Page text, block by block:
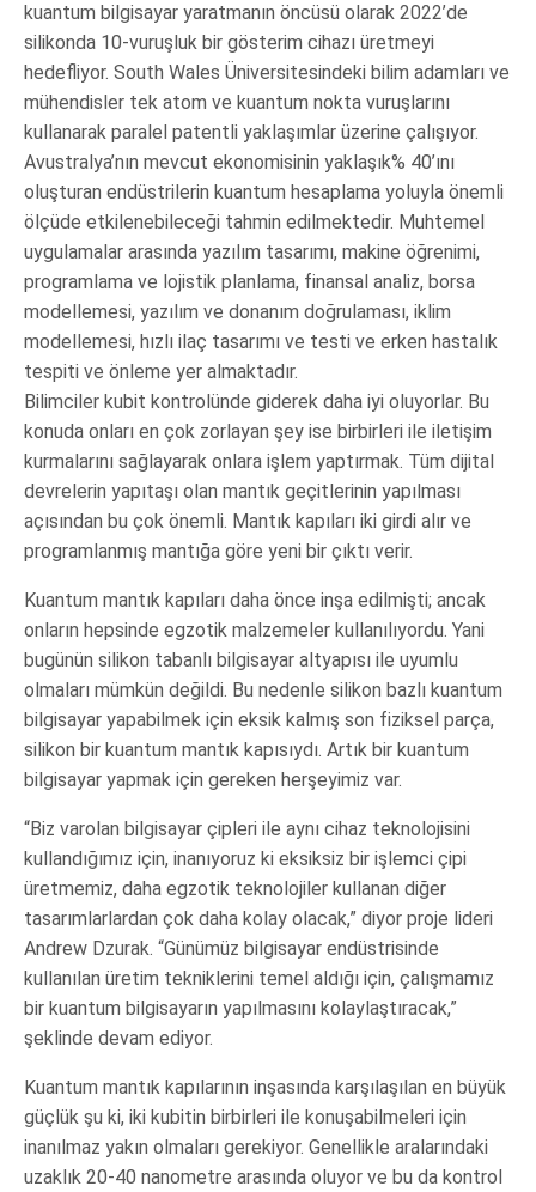
kuantum bilgisayar yaratmanın öncüsü olarak 2022’de
silikonda 10-vuruşluk bir gösterim cihazı üretmeyi
hedefliyor. South Wales Üniversitesindeki bilim adamları ve
mühendisler tek atom ve kuantum nokta vuruşlarını
kullanarak paralel patentli yaklaşımlar üzerine çalışıyor.
Avustralya’nın mevcut ekonomisinin yaklaşık% 40’ını
oluşturan endüstrilerin kuantum hesaplama yoluyla önemli
ölçüde etkilenebileceği tahmin edilmektedir. Muhtemel
uygulamalar arasında yazılım tasarımı, makine öğrenimi,
programlama ve lojistik planlama, finansal analiz, borsa
modellemesi, yazılım ve donanım doğrulaması, iklim
modellemesi, hızlı ilaç tasarımı ve testi ve erken hastalık
tespiti ve önleme yer almaktadır.
Bilimciler kubit kontrolünde giderek daha iyi oluyorlar. Bu
konuda onları en çok zorlayan şey ise birbirleri ile iletişim
kurmalarını sağlayarak onlara işlem yaptırmak. Tüm dijital
devrelerin yapıtaşı olan mantık geçitlerinin yapılması
açısından bu çok önemli. Mantık kapıları iki girdi alır ve
programlanmış mantığa göre yeni bir çıktı verir.
Kuantum mantık kapıları daha önce inşa edilmişti; ancak
onların hepsinde egzotik malzemeler kullanılıyordu. Yani
bugünün silikon tabanlı bilgisayar altyapısı ile uyumlu
olmaları mümkün değildi. Bu nedenle silikon bazlı kuantum
bilgisayar yapabilmek için eksik kalmış son fiziksel parça,
silikon bir kuantum mantık kapısıydı. Artık bir kuantum
bilgisayar yapmak için gereken herşeyimiz var.
“Biz varolan bilgisayar çipleri ile aynı cihaz teknolojisini
kullandığımız için, inanıyoruz ki eksiksiz bir işlemci çipi
üretmemiz, daha egzotik teknolojiler kullanan diğer
tasarımlarlardan çok daha kolay olacak,” diyor proje lideri
Andrew Dzurak. “Günümüz bilgisayar endüstrisinde
kullanılan üretim tekniklerini temel aldığı için, çalışmamız
bir kuantum bilgisayarın yapılmasını kolaylaştıracak,”
şeklinde devam ediyor.
Kuantum mantık kapılarının inşasında karşılaşılan en büyük
güçlük şu ki, iki kubitin birbirleri ile konuşabilmeleri için
inanılmaz yakın olmaları gerekiyor. Genellikle aralarındaki
uzaklık 20-40 nanometre arasında oluyor ve bu da kontrol